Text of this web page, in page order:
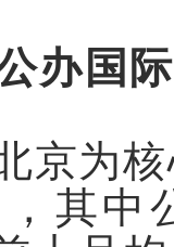
办国
京为
其中